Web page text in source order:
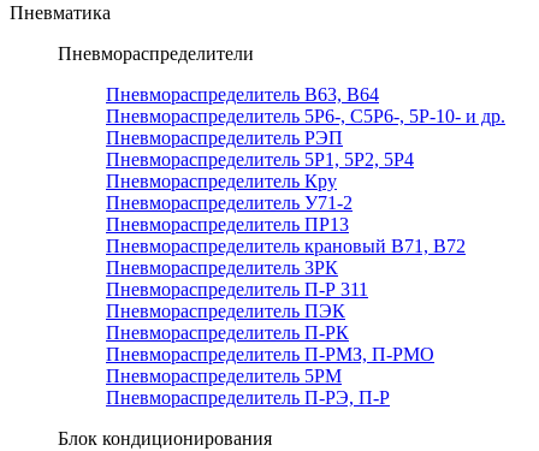
Пневматика
Пневмораспределители
Пневмораспределитель В63, В64
Пневмораспределитель 5Р6-, С5Р6-, 5Р-10- и др.
Пневмораспределитель РЭП
Пневмораспределитель 5Р1, 5Р2, 5Р4
Пневмораспределитель Кру
Пневмораспределитель У71-2
Пневмораспределитель ПР13
Пневмораспределитель крановый В71, В72
Пневмораспределитель 3РК
Пневмораспределитель П-Р 311
Пневмораспределитель ПЭК
Пневмораспределитель П-РК
Пневмораспределитель П-РМЗ, П-РМО
Пневмораспределитель 5РМ
Пневмораспределитель П-РЭ, П-Р
Блок кондиционирования